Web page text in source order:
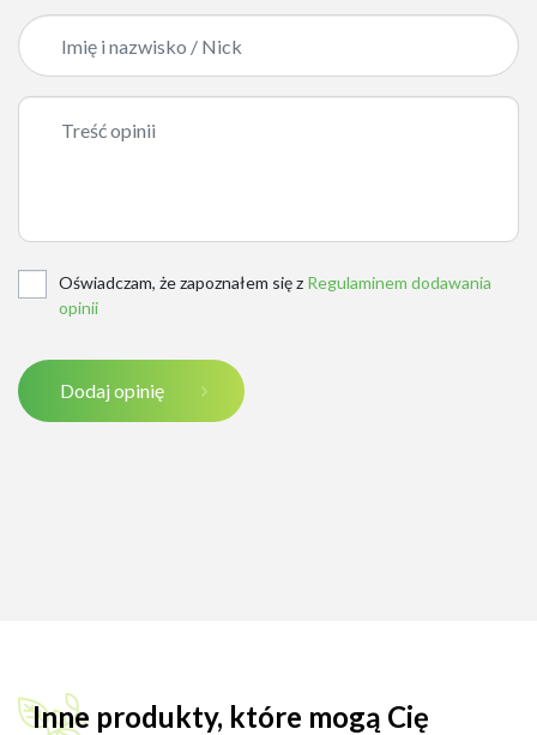
Oświadczam, że zapoznałem się z Regulaminem dodawania
opinii
Dodaj opinię
Inne produkty, które mogą Cię